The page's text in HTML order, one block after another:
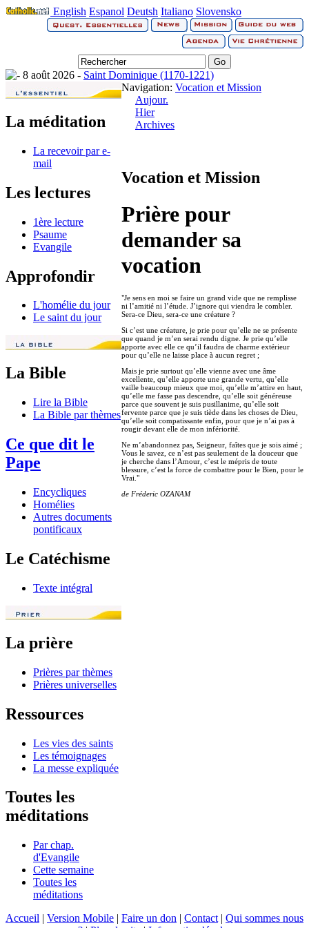
English Espanol Deutsh Italiano Slovensko
8 août 2026 - Saint Dominique (1170-1221)
La méditation
La recevoir par e-
mail
Les lectures
1ère lecture
Psaume
Evangile
Approfondir
L'homélie du jour
Le saint du jour
La Bible
Lire la Bible
La Bible par thèmes
Ce que dit le
Pape
Encycliques
Homélies
Autres documents
pontificaux
Le Catéchisme
Texte intégral
La prière
Prières par thèmes
Prières universelles
Ressources
Les vies des saints
Les témoignages
La messe expliquée
Toutes les
méditations
Par chap.
d'Evangile
Cette semaine
Toutes les
méditations
Navigation: Vocation et Mission
Aujour.
Hier
Archives
Vocation et Mission
Prière pour
demander sa
vocation
"Je sens en moi se faire un grand vide que ne remplisse
ni l’amitié ni l’étude. J’ignore qui viendra le combler.
Sera-ce Dieu, sera-ce une créature ?
Si c’est une créature, je prie pour qu’elle ne se présente
que quand je m’en serai rendu digne. Je prie qu’elle
apporte avec elle ce qu’il faudra de charme extérieur
pour qu’elle ne laisse place à aucun regret ;
Mais je prie surtout qu’elle vienne avec une âme
excellente, qu’elle apporte une grande vertu, qu’elle
vaille beaucoup mieux que moi, qu’elle m’attire en haut,
qu’elle me fasse pas descendre, qu’elle soit généreuse
parce que souvent je suis pusillanime, qu’elle soit
fervente parce que je suis tiède dans les choses de Dieu,
qu’elle soit compatissante enfin, pour que je n’ai pas à
rougir devant elle de mon infériorité.
Ne m’abandonnez pas, Seigneur, faîtes que je sois aimé ;
Vous le savez, ce n’est pas seulement de la douceur que
je cherche dans l’Amour, c’est le mépris de toute
blessure, c’est la force de combattre pour le Bien, pour le
Vrai."
de Fréderic OZANAM
Accueil | Version Mobile | Faire un don | Contact | Qui sommes nous